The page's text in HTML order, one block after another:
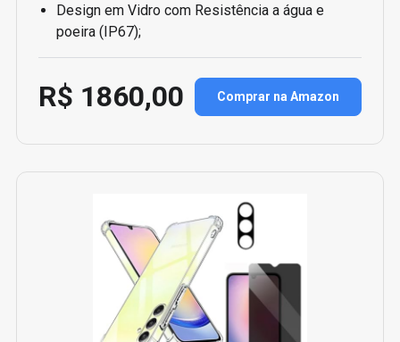
Design em Vidro com Resistência a água e
poeira (IP67);
R$ 1860,00 Comprar na Amazon